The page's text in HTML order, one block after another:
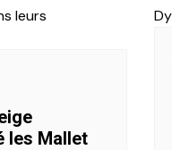
les Mallet